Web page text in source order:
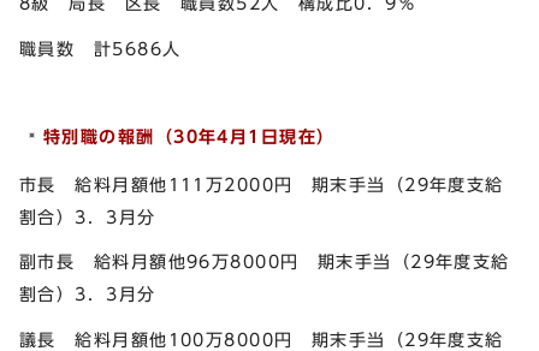
職員数 計5686人
特別職の報酬（30年4月1日現在）
市長 給料月額他111万2000円 期末手当（29年度支給
割合）3．3月分
副市長 給料月額他96万8000円 期末手当（29年度支給
割合）3．3月分
議長 給料月額他100万8000円 期末手当（29年度支給